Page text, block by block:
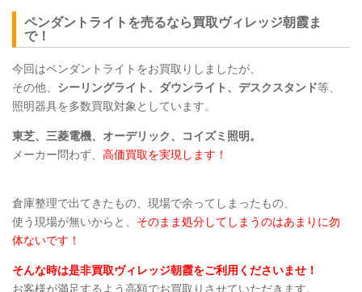
ペンダントライトを売るなら買取ヴィレッジ朝霞ま
で！
今回はペンダントライトをお買取りしましたが、
その他、 シーリングライト、ダウンライト、デスクスタンド等、
照明器具を多数買取対象としています。
東芝、三菱電機、オーデリック、コイズミ照明。
メーカー問わず、 高価買取を実現します！
倉庫整理で出てきたもの、現場で余ってしまったもの、
使う現場が無いからと、 そのまま処分してしまうのはあまりに勿
体ないです！
そんな時は是非買取ヴィレッジ朝霞をご利用くださいませ！
お客様が満足するよう高額でお買取りさせていただきます。